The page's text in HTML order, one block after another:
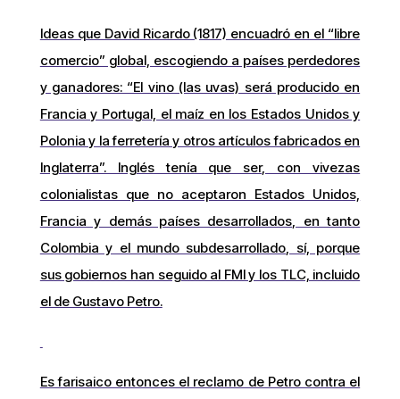
Ideas que David Ricardo (1817) encuadró en el “libre
comercio” global, escogiendo a países perdedores
y ganadores: “El vino (las uvas) será producido en
Francia y Portugal, el maíz en los Estados Unidos y
Polonia y la ferretería y otros artículos fabricados en
Inglaterra”. Inglés tenía que ser, con vivezas
colonialistas que no aceptaron Estados Unidos,
Francia y demás países desarrollados, en tanto
Colombia y el mundo subdesarrollado, sí, porque
sus gobiernos han seguido al FMI y los TLC, incluido
el de Gustavo Petro.
Es farisaico entonces el reclamo de Petro contra el